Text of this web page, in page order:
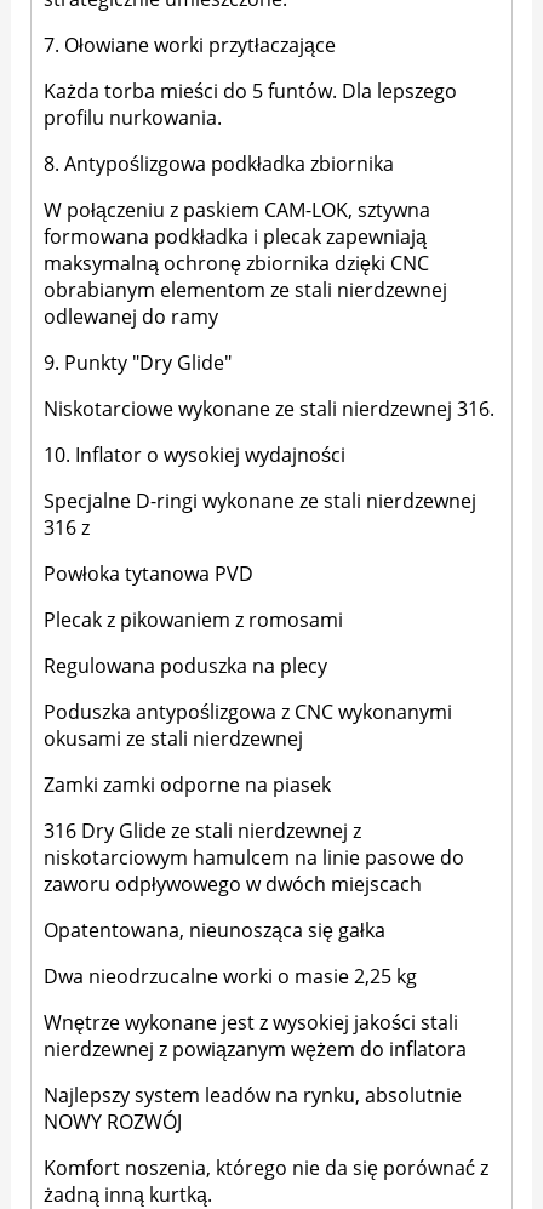
7. Ołowiane worki przytłaczające
Każda torba mieści do 5 funtów. Dla lepszego
profilu nurkowania.
8. Antypoślizgowa podkładka zbiornika
W połączeniu z paskiem CAM-LOK, sztywna
formowana podkładka i plecak zapewniają
maksymalną ochronę zbiornika dzięki CNC
obrabianym elementom ze stali nierdzewnej
odlewanej do ramy
9. Punkty "Dry Glide"
Niskotarciowe wykonane ze stali nierdzewnej 316.
10. Inflator o wysokiej wydajności
Specjalne D-ringi wykonane ze stali nierdzewnej
316 z
Powłoka tytanowa PVD
Plecak z pikowaniem z romosami
Regulowana poduszka na plecy
Poduszka antypoślizgowa z CNC wykonanymi
okusami ze stali nierdzewnej
Zamki zamki odporne na piasek
316 Dry Glide ze stali nierdzewnej z
niskotarciowym hamulcem na linie pasowe do
zaworu odpływowego w dwóch miejscach
Opatentowana, nieunosząca się gałka
Dwa nieodrzucalne worki o masie 2,25 kg
Wnętrze wykonane jest z wysokiej jakości stali
nierdzewnej z powiązanym wężem do inflatora
Najlepszy system leadów na rynku, absolutnie
NOWY ROZWÓJ
Komfort noszenia, którego nie da się porównać z
żadną inną kurtką.